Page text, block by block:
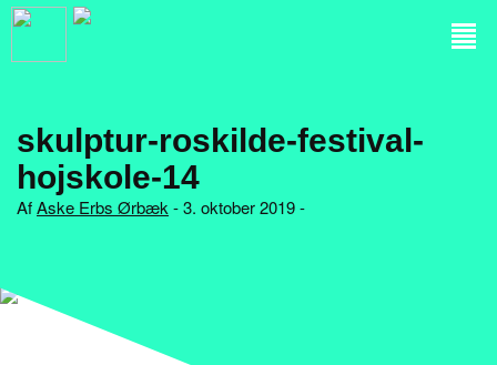
skulptur-roskilde-festival-
hojskole-14
AfAske Erbs Ørbæk - 3. oktober 2019 -